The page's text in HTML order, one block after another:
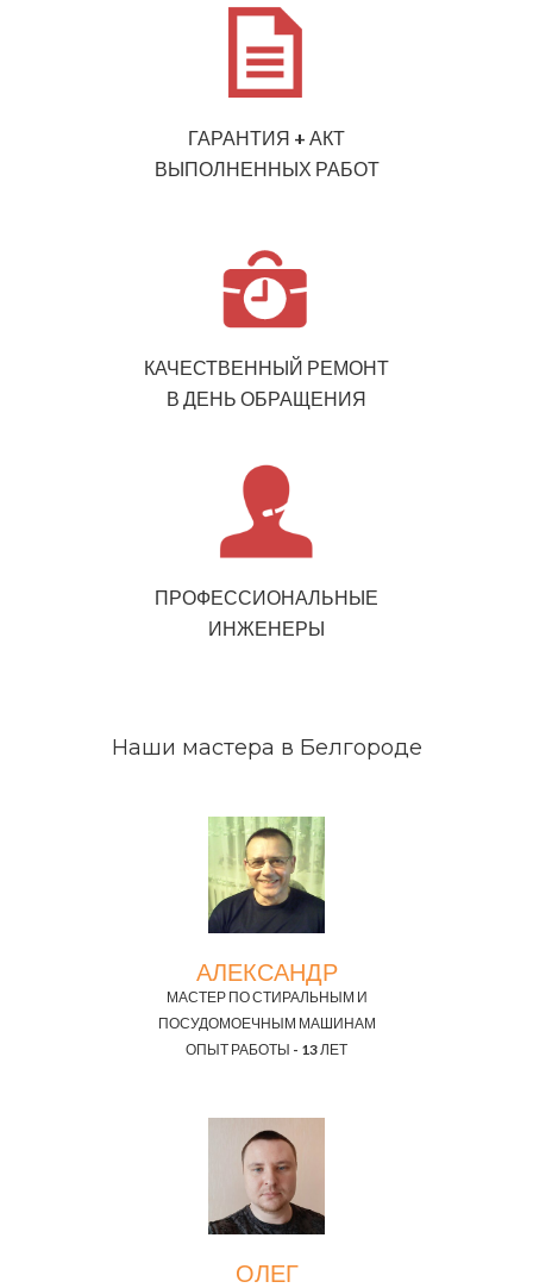
ГАРАНТИЯ + АКТ
ВЫПОЛНЕННЫХ РАБОТ
КАЧЕСТВЕННЫЙ РЕМОНТ
В ДЕНЬ ОБРАЩЕНИЯ
ПРОФЕССИОНАЛЬНЫЕ
ИНЖЕНЕРЫ
Наши мастера в Белгороде
АЛЕКСАНДР
МАСТЕР ПО СТИРАЛЬНЫМ И
ПОСУДОМОЕЧНЫМ МАШИНАМ
ОПЫТ РАБОТЫ - 13 ЛЕТ
ОЛЕГ